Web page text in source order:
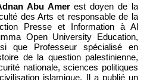
Abu Amerest doyen de la
des Arts et responsable de la
Presse et Information à Al
Open University Education,
que Professeur spécialisé en
de la question palestinienne,
nationale, sciences politiques
islamique. Il a publié un